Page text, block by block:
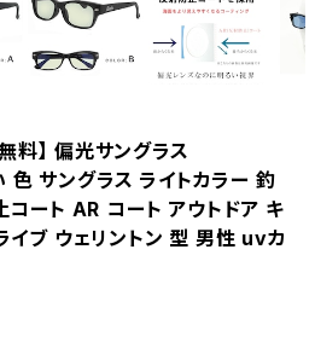
料】 偏光サングラス
サングラス ライトカラー 釣
ート AR コート アウトドア キ
イブ ウェリントン 型 男性 uvカ